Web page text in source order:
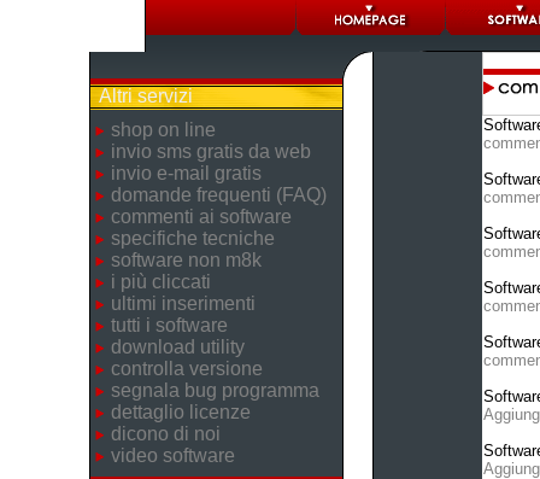
Altri servizi
shop on line
invio sms gratis da web
invio e-mail gratis
domande frequenti (FAQ)
commenti ai software
specifiche tecniche
software non m8k
i più cliccati
ultimi inserimenti
tutti i software
download utility
controlla versione
segnala bug programma
dettaglio licenze
dicono di noi
video software